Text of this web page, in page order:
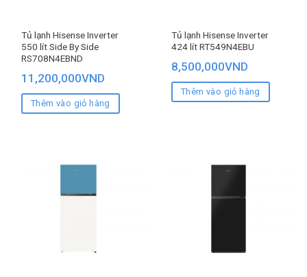
Tủ lạnh Hisense Inverter
550 lít Side By Side
RS708N4EBND
11,200,000VND
Thêm vào giỏ hàng
Tủ lạnh Hisense Inverter
424 lít RT549N4EBU
8,500,000VND
Thêm vào giỏ hàng